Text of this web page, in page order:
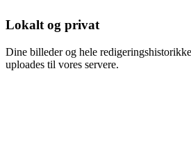
Lokalt og privat
Dine billeder og hele
uploades til vores servere.